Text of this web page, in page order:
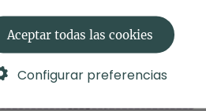
Aceptar todas las cookies
Configurar preferencias